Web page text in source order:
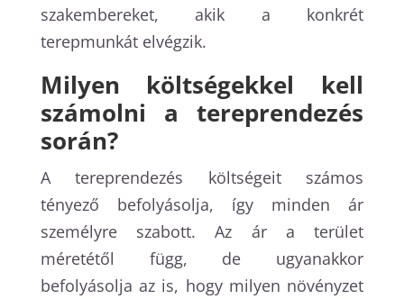
szakembereket, akik a konkrét
terepmunkát elvégzik.
Milyen költségekkel kell
számolni a tereprendezés
során?
A tereprendezés költségeit számos
tényező befolyásolja, így minden ár
személyre szabott. Az ár a terület
méretétől függ, de ugyanakkor
befolyásolja az is, hogy milyen növényzet